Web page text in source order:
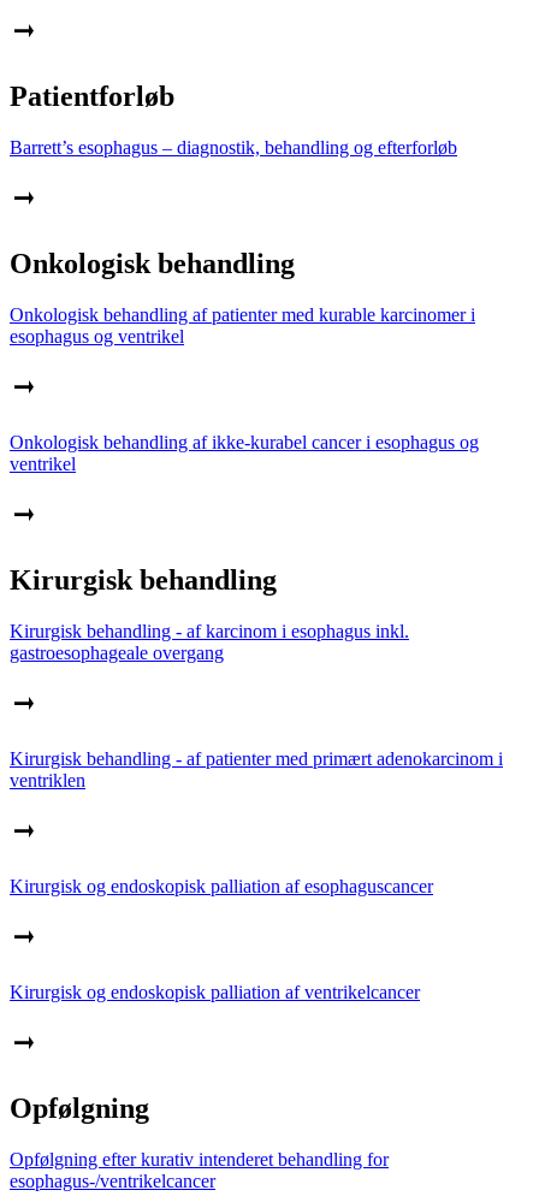
Patientforløb
Barrett’s esophagus – diagnostik, behandling og efterforløb
Onkologisk behandling
Onkologisk behandling af patienter med kurable karcinomer i
esophagus og ventrikel
Onkologisk behandling af ikke-kurabel cancer i esophagus og
ventrikel
Kirurgisk behandling
Kirurgisk behandling - af karcinom i esophagus inkl.
gastroesophageale overgang
Kirurgisk behandling - af patienter med primært adenokarcinom i
ventriklen
Kirurgisk og endoskopisk palliation af esophaguscancer
Kirurgisk og endoskopisk palliation af ventrikelcancer
Opfølgning
Opfølgning efter kurativ intenderet behandling for
esophagus-/ventrikelcancer